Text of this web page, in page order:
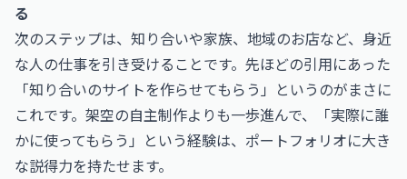
る
次のステップは、知り合いや家族、地域のお店など、身近
な人の仕事を引き受けることです。先ほどの引用にあった
「知り合いのサイトを作らせてもらう」というのがまさに
これです。架空の自主制作よりも一歩進んで、「実際に誰
かに使ってもらう」という経験は、ポートフォリオに大き
な説得力を持たせます。